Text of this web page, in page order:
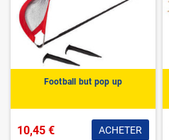
Football but pop up
10,45 € ACHETER